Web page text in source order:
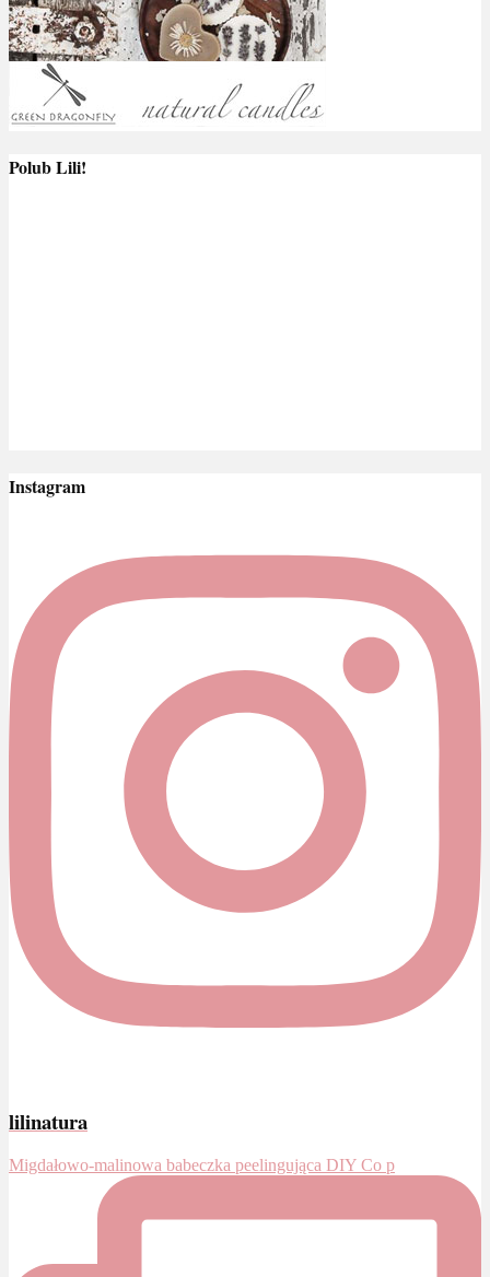
Polub Lili!
Instagram
lilinatura
Migdałowo-malinowa babeczka peelingująca DIY Co p